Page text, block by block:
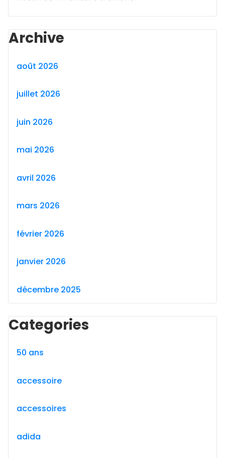
Archive
août 2026
juillet 2026
juin 2026
mai 2026
avril 2026
mars 2026
février 2026
janvier 2026
décembre 2025
Categories
50 ans
accessoire
accessoires
adida